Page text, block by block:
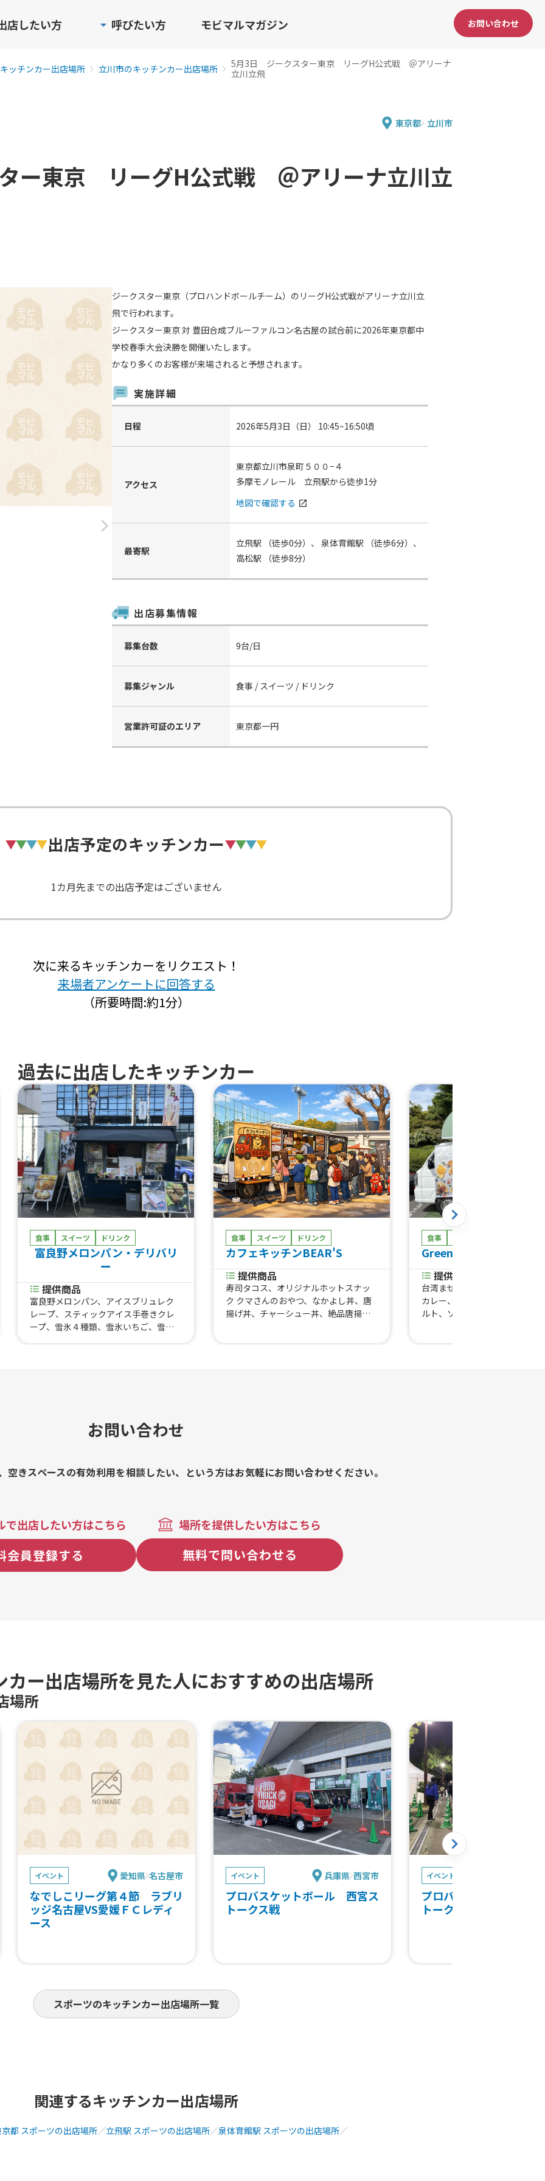
店したい方 呼びたい方 モビマルマガジン お問い合わせ
ッチンカー出店場所 立川市のキッチンカー出店場所
5月3日 ジークスター東京 リーグH公式戦 ＠アリーナ
立川立飛
東京都 立川市
ー東京 リーグH公式戦 ＠アリーナ立川立
arrow_forward_ios
ジークスター東京（プロハンドボールチーム）のリーグH公式戦がアリーナ立川立
飛で行われます。
ジークスター東京 対 豊田合成ブルーファルコン名古屋の試合前に2026年東京都中
学校春季大会決勝を開催いたします。
かなり多くのお客様が来場されると予想されます。
実施詳細
日程 2026年5月3日（日） 10:45~16:50頃
アクセス
東京都立川市泉町５００−４
多摩モノレール 立飛駅から徒歩1分
地図で確認する open_in_new
最寄駅
立飛駅 （徒歩0分）、 泉体育館駅
（徒歩6分）、
高松駅
（徒歩8分）
出店募集情報
募集台数 9台/日
募集ジャンル 食事 / スイーツ / ドリンク
営業許可証のエリア 東京都一円
出店予定のキッチンカー
1カ月先までの出店予定はございません
次に来るキッチンカーをリクエスト！
来場者アンケートに回答する
（所要時間:約1分）
過去に出店したキッチンカー
食事 スイーツ ドリンク
富良野メロンパン・デリバリ
ー
提供商品
富良野メロンパン、アイスブリュレク
レープ、スティックアイス手巻きクレ
ープ、雪氷４種類、雪氷いちご、雪氷
ド、ソースチキンカツサンド、牛タンし
チカツサンド、みかんホイップサンド、
マンゴーホイップサンド、パインホイ
ッグ、ホットドッグ、ＢＢＱフランクフ
ルト、富良野メロンパンラスク、ホッ
トドリンク各種、ブリオッシュメロン
パン、塩バターメロンパン、紅茶メロン
パン、チョコチップメロンパン、北海道
ウィンナークロワッサン、雪氷ショコ
ラ
食事 スイーツ ドリンク
カフェキッチンBEAR'S
提供商品
寿司タコス、オリジナルホットスナッ
ク クマさんのおやつ、なかよし丼、唐
揚げ丼、チャーシュー丼、絶品唐揚
フレーク、さつまいもチップス、チュ
ロスドッグ、選べる！こだわりフラン
ローストチキン、ロングポテト(チー
ズ)、ロングポテト(明太マヨ)、ロング
ポテト(ガーリック＆ペッパーソース)、
ロングポテト(チョコ)、ホットサンド
(とんかつ)、ホットサンド(ハンバー
ュロス、セット)クレープ、セット)団
子、フルーツジュース
食事
Green Box
提供商品
台湾まぜごはん HOT、チーズ
カレー、いちごミルク、キウイ
ルト、ソーダ割ソフトドリンク
お問い合わせ
空きスペースの有効利用を相談したい、という方はお気軽にお問い合わせください。
で出店したい方はこちら
会員登録する
場所を提供したい方はこちら
無料で問い合わせる
カー出店場所を見た人におすすめの出店場所
場所
イベント 愛知県 名古屋市
なでしこリーグ第４節 ラブリ
ッジ名古屋VS愛媛ＦＣレディ
ース
イベント 兵庫県 西宮市
プロバスケットボール 西宮ス
トークス戦
イベント
プロバスケットボール
トークス戦
スポーツのキッチンカー出店場所一覧
関連するキッチンカー出店場所
都 スポーツの出店場所／立飛駅 スポーツの出店場所／泉体育館駅 スポーツの出店場所／